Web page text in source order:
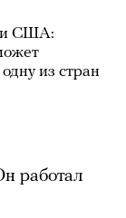
США:
из стран
работал